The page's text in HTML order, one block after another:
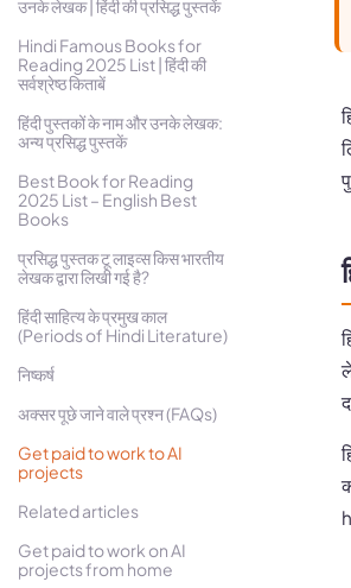
उनके लेखक | हिंदी की प्रसिद्ध पुस्तकें
Hindi Famous Books for
Reading 2025 List | हिंदी की
सर्वश्रेष्ठ किताबें
हिंदी पुस्तकों के नाम और उनके लेखक:
अन्य प्रसिद्ध पुस्तकें
Best Book for Reading
2025 List – English Best
Books
प्रसिद्ध पुस्तक टू लाइव्स किस भारतीय
लेखक द्वारा लिखी गई है?
हिंदी साहित्य के प्रमुख काल
(Periods of Hindi Literature)
निष्कर्ष
अक्सर पूछे जाने वाले प्रश्न (FAQs)
Get paid to work to AI
projects
Related articles
Get paid to work on AI
projects from home